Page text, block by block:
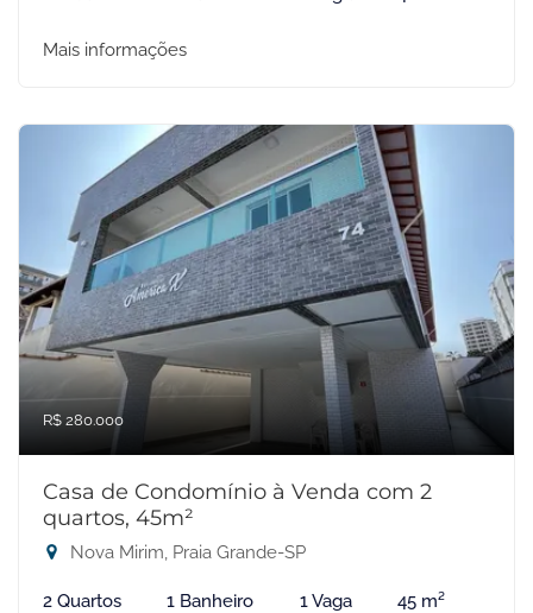
Mais informações
R$ 280.000
Casa de Condomínio à Venda com 2
quartos, 45m²
Nova Mirim, Praia Grande-SP
2 Quartos 1 Banheiro 1 Vaga 45 m²